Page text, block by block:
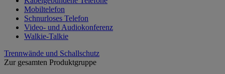
Mobiltelefon
Schnurloses Telefon
Video- und Audiokonferenz
Walkie-Talkie
Trennwände und Schallschutz
Zur gesamten Produktgruppe